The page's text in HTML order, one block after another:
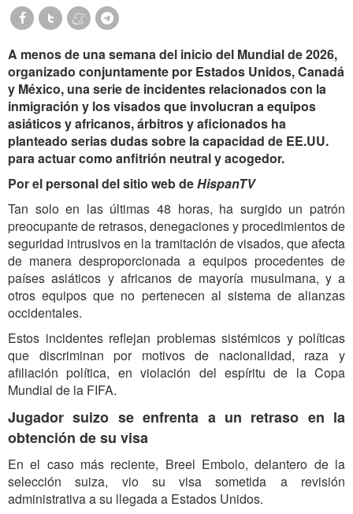
A menos de una semana del inicio del Mundial de 2026,
organizado conjuntamente por Estados Unidos, Canadá
y México, una serie de incidentes relacionados con la
inmigración y los visados ​​que involucran a equipos
asiáticos y africanos, árbitros y aficionados ha
planteado serias dudas sobre la capacidad de EE.UU.
para actuar como anfitrión neutral y acogedor.
Por el personal del sitio web deHispanTV
Tan solo en las últimas 48 horas, ha surgido un patrón
preocupante de retrasos, denegaciones y procedimientos de
seguridad intrusivos en la tramitación de visados, que afecta
de manera desproporcionada a equipos procedentes de
países asiáticos y africanos de mayoría musulmana, y a
otros equipos que no pertenecen al sistema de alianzas
occidentales.
Estos incidentes reflejan problemas sistémicos y políticas
que discriminan por motivos de nacionalidad, raza y
afiliación política, en violación del espíritu de la Copa
Mundial de la FIFA.
Jugador suizo se enfrenta a un retraso en la
obtención de su visa
En el caso más reciente, Breel Embolo, delantero de la
selección suiza, vio su visa sometida a revisión
administrativa a su llegada a Estados Unidos.